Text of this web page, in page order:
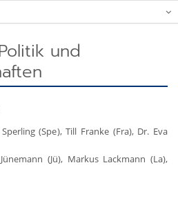
und
(Spe), Till Franke (Fra), Dr. Eva
(Jü), Markus Lackmann (La),